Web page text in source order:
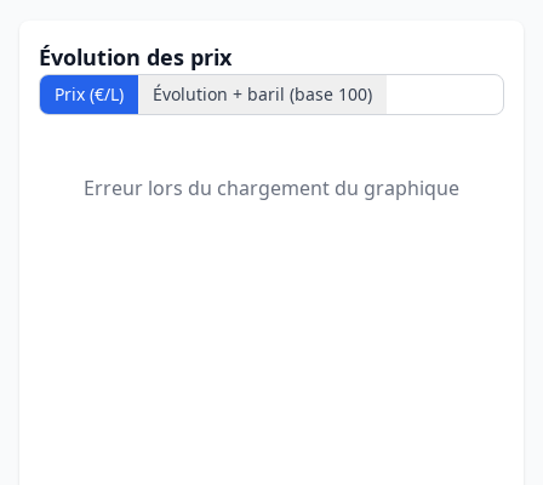
Évolution des prix
Prix (€/L) Évolution + baril (base 100)
Erreur lors du chargement du graphique